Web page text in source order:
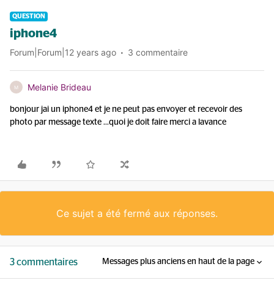
QUESTION
iphone4
Forum|Forum|12 years ago 3 commentaire
M Melanie Brideau
bonjour jai un iphone4 et je ne peut pas envoyer et recevoir des
photo par message texte ...quoi je doit faire merci a lavance
Ce sujet a été fermé aux réponses.
3 commentaires Messages plus anciens en haut de la page